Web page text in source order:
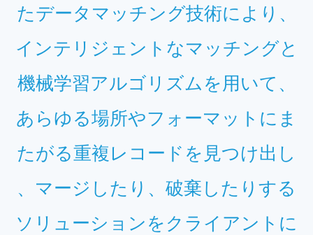
たデータマッチング技術により、
インテリジェントなマッチングと
機械学習アルゴリズムを用いて、
あらゆる場所やフォーマットにま
たがる重複レコードを見つけ出し
、マージしたり、破棄したりする
ソリューションをクライアントに